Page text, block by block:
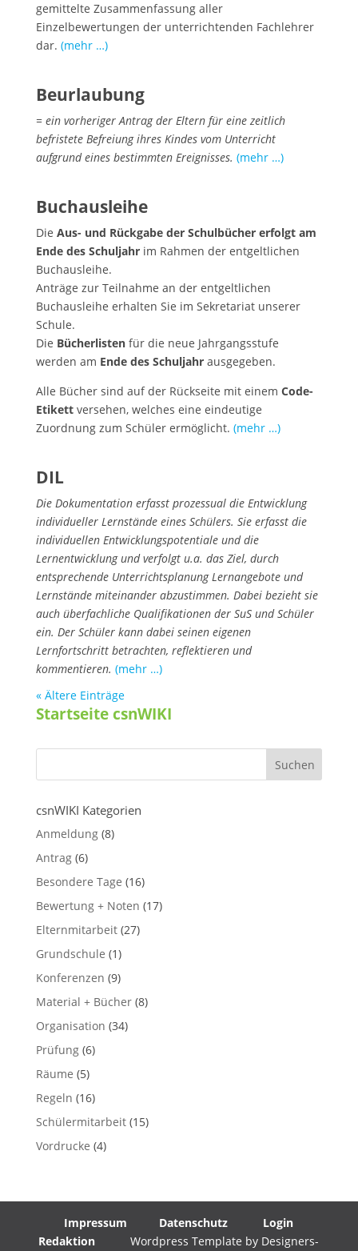
gemittelte Zusammenfassung aller
Einzelbewertungen der unterrichtenden Fachlehrer
dar. (mehr …)
Beurlaubung
= ein vorheriger Antrag der Eltern für eine zeitlich
befristete Befreiung ihres Kindes vom Unterricht
aufgrund eines bestimmten Ereignisses. (mehr …)
Buchausleihe
Die Aus- und Rückgabe der Schulbücher erfolgt am
Ende des Schuljahrim Rahmen der entgeltlichen
Buchausleihe.
Anträge zur Teilnahme an der entgeltlichen
Buchausleihe erhalten Sie im Sekretariat unserer
Schule.
Die Bücherlistenfür die neue Jahrgangsstufe
werden am Ende des Schuljahrausgegeben.
Alle Bücher sind auf der Rückseite mit einem Code-
Etikettversehen, welches eine eindeutige
Zuordnung zum Schüler ermöglicht. (mehr …)
DIL
Die Dokumentation erfasst prozessual die Entwicklung
individueller Lernstände eines Schülers. Sie erfasst die
individuellen Entwicklungspotentiale und die
Lernentwicklung und verfolgt u.a. das Ziel, durch
entsprechende Unterrichtsplanung Lernangebote und
Lernstände miteinander abzustimmen. Dabei bezieht sie
auch überfachliche Qualifikationen der SuS und Schüler
ein. Der Schüler kann dabei seinen eigenen
Lernfortschritt betrachten, reflektieren und
kommentieren. (mehr …)
« Ältere Einträge
Startseite csnWIKI
csnWIKI Kategorien
Anmeldung(8)
Antrag(6)
Besondere Tage (16)
Bewertung + Noten (17)
Elternmitarbeit(27)
Grundschule (1)
Konferenzen (9)
Material + Bücher(8)
Organisation (34)
Prüfung(6)
Räume (5)
Regeln (16)
Schülermitarbeit(15)
Vordrucke (4)
Impressum Datenschutz
Login
Redaktion Wordpress Template by Designers-